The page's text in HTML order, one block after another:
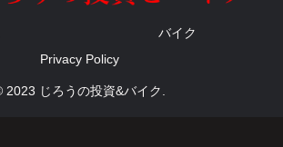
バイク
Privacy Policy
2023 じろうの投資&バイク.